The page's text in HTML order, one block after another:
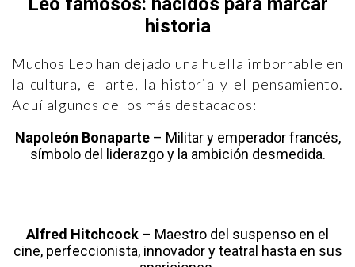
historia
Muchos Leo han dejado una huella imborrable en
la cultura, el arte, la historia y el pensamiento.
Aquí algunos de los más destacados:
Napoleón Bonaparte– Militar y emperador francés,
símbolo del liderazgo y la ambición desmedida.
Alfred Hitchcock – Maestro del suspenso en el
cine, perfeccionista, innovador y teatral hasta en sus